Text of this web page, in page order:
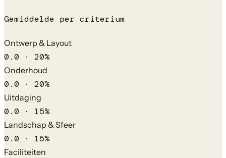
Gemiddelde per criterium
Ontwerp & Layout
0.0 · 20%
Onderhoud
0.0 · 20%
Uitdaging
0.0 · 15%
Landschap & Sfeer
0.0 · 15%
Faciliteiten